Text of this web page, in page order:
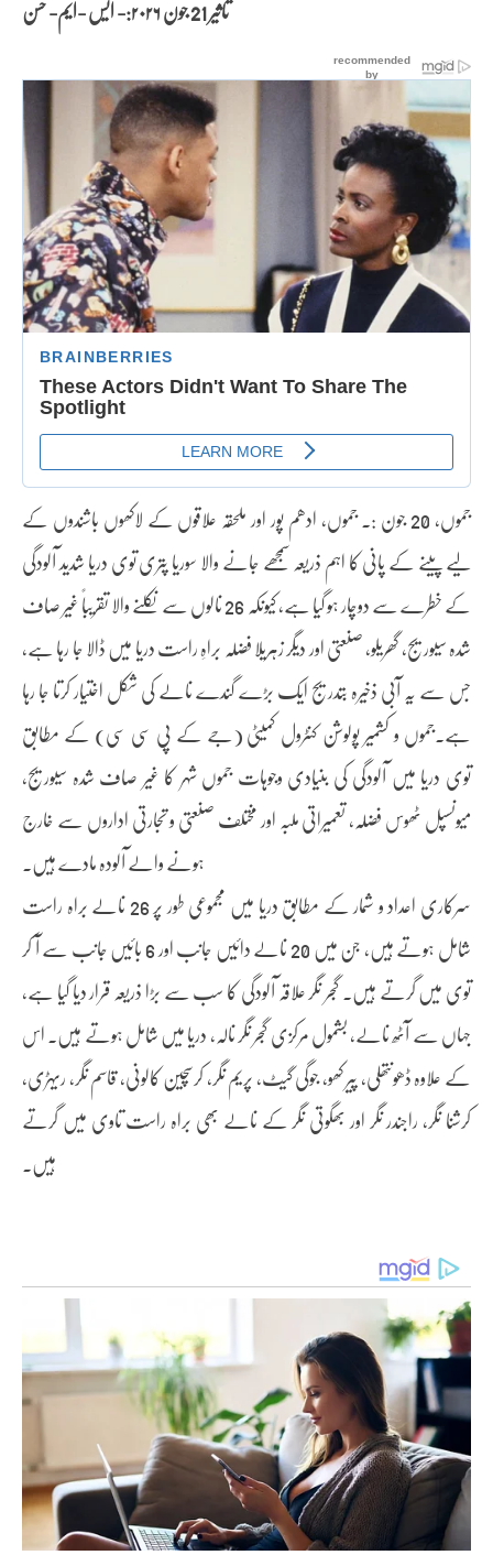
تاثیر 21 جون ۲۰۲۶:- ایس -ایم- حسن
جموں, 20 جون :۔ جموں، ادھم پور اور ملحقہ علاقوں کے لاکھوں باشندوں کے
لیے پینے کے پانی کا اہم ذریعہ سمجھے جانے والا سوریا پتری توی دریا شدید آلودگی
کے خطرے سے دوچار ہو گیا ہے، کیونکہ 26 نالوں سے نکلنے والا تقریباً غیر صاف
شدہ سیوریج، گھریلو، صنعتی اور دیگر زہریلا فضلہ براہِ راست دریا میں ڈالا جا رہا ہے،
جس سے یہ آبی ذخیرہ بتدریج ایک بڑے گندے نالے کی شکل اختیار کرتا جا رہا
ہے۔جموں و کشمیر پولوشن کنٹرول کمیٹی (جے کے پی سی سی) کے مطابق
توی دریا میں آلودگی کی بنیادی وجوہات جموں شہر کا غیر صاف شدہ سیوریج،
میونسپل ٹھوس فضلہ، تعمیراتی ملبہ اور مختلف صنعتی و تجارتی اداروں سے خارج
ہونے والے آلودہ مادے ہیں۔
سرکاری اعداد و شمار کے مطابق دریا میں مجموعی طور پر 26 نالے براہ راست
شامل ہوتے ہیں، جن میں 20 نالے دائیں جانب اور 6 بائیں جانب سے آ کر
توی میں گرتے ہیں۔ گجر نگر علاقہ آلودگی کا سب سے بڑا ذریعہ قرار دیا گیا ہے،
جہاں سے آٹھ نالے، بشمول مرکزی گجر نگر نالہ، دریا میں شامل ہوتے ہیں۔ اس
کے علاوہ ڈھونتھلی، پیر کھو، جوگی گیٹ، پریم نگر، کرسچین کالونی، قاسم نگر، ریہڑی،
کرشنا نگر، راجندر نگر اور بھگوتی نگر کے نالے بھی براہ راست تاوی میں گرتے
ہیں۔